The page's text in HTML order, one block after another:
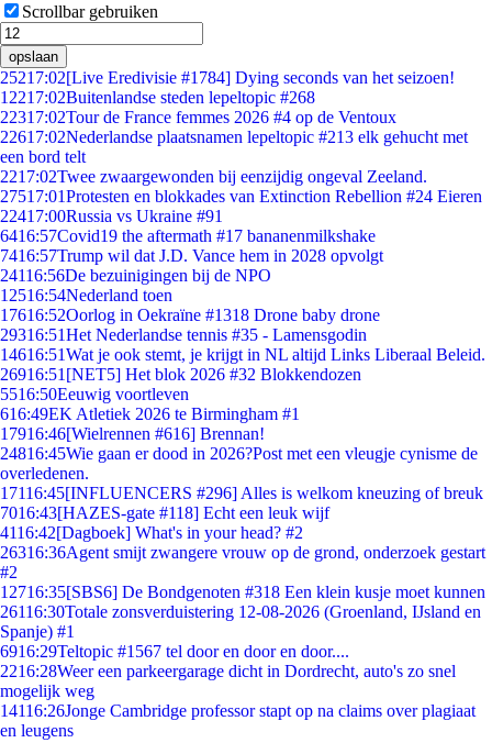
Scrollbar gebruiken
opslaan
25217:02[Live Eredivisie #1784] Dying seconds van het seizoen!
12217:02Buitenlandse steden lepeltopic #268
22317:02Tour de France femmes 2026 #4 op de Ventoux
22617:02Nederlandse plaatsnamen lepeltopic #213 elk gehucht met
een bord telt
2217:02Twee zwaargewonden bij eenzijdig ongeval Zeeland.
27517:01Protesten en blokkades van Extinction Rebellion #24 Eieren
22417:00Russia vs Ukraine #91
6416:57Covid19 the aftermath #17 bananenmilkshake
7416:57Trump wil dat J.D. Vance hem in 2028 opvolgt
24116:56De bezuinigingen bij de NPO
12516:54Nederland toen
17616:52Oorlog in Oekraïne #1318 Drone baby drone
29316:51Het Nederlandse tennis #35 - Lamensgodin
14616:51Wat je ook stemt, je krijgt in NL altijd Links Liberaal Beleid.
26916:51 [NET5] Het blok 2026 #32 Blokkendozen
5516:50Eeuwig voortleven
616:49EK Atletiek 2026 te Birmingham #1
17916:46[Wielrennen #616] Brennan!
24816:45Wie gaan er dood in 2026?Post met een vleugje cynisme de
overledenen.
17116:45[INFLUENCERS #296] Alles is welkom kneuzing of breuk
7016:43[HAZES-gate #118] Echt een leuk wijf
4116:42[Dagboek] What's in your head? #2
26316:36Agent smijt zwangere vrouw op de grond, onderzoek gestart
#2
12716:35[SBS6] De Bondgenoten #318 Een klein kusje moet kunnen
26116:30Totale zonsverduistering 12-08-2026 (Groenland, IJsland en
Spanje) #1
6916:29Teltopic #1567 tel door en door en door....
2216:28Weer een parkeergarage dicht in Dordrecht, auto's zo snel
mogelijk weg
14116:26Jonge Cambridge professor stapt op na claims over plagiaat
en leugens